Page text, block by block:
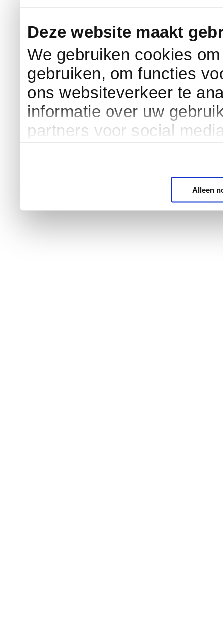
Deze website maakt
We gebruiken cookies
gebruiken, om functies
ons websiteverkeer te
informatie over uw
partners voor social
Alleen